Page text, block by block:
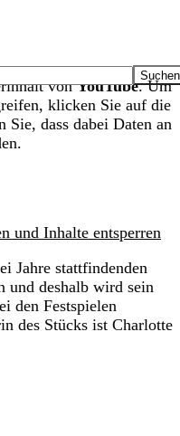
vonYouTube. Um
klicken Sie auf die
Sie, dass dabei Daten an
und Inhalte entsperren
Jahre stattfindenden
und deshalb wird sein
den Festspielen
des Stücks ist Charlotte